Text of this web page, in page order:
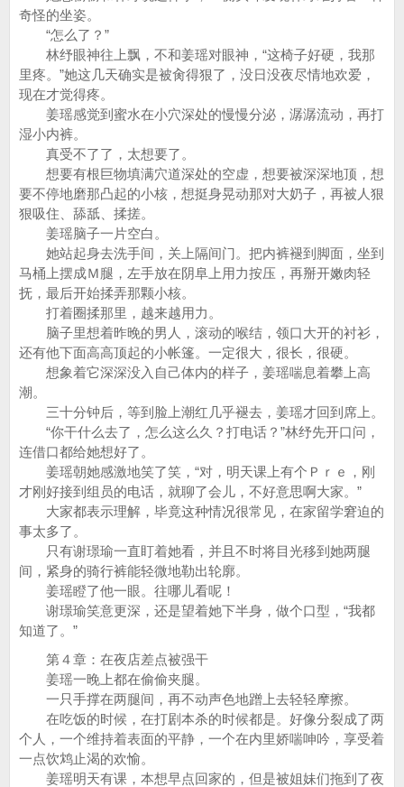
奇怪的坐姿。
“怎么了？”
林纾眼神往上飘，不和姜瑶对眼神，“这椅子好硬，我那
里疼。”她这几天确实是被肏得狠了，没日没夜尽情地欢爱，
现在才觉得疼。
姜瑶感觉到蜜水在小穴深处的慢慢分泌，潺潺流动，再打
湿小内裤。
真受不了了，太想要了。
想要有根巨物填满穴道深处的空虚，想要被深深地顶，想
要不停地磨那凸起的小核，想挺身晃动那对大奶子，再被人狠
狠吸住、舔舐、揉搓。
姜瑶脑子一片空白。
她站起身去洗手间，关上隔间门。把内裤褪到脚面，坐到
马桶上摆成Ｍ腿，左手放在阴阜上用力按压，再掰开嫩肉轻
抚，最后开始揉弄那颗小核。
打着圈揉那里，越来越用力。
脑子里想着昨晚的男人，滚动的喉结，领口大开的衬衫，
还有他下面高高顶起的小帐篷。一定很大，很长，很硬。
想象着它深深没入自己体内的样子，姜瑶喘息着攀上高
潮。
三十分钟后，等到脸上潮红几乎褪去，姜瑶才回到席上。
“你干什么去了，怎么这么久？打电话？”林纾先开口问，
连借口都给她想好了。
姜瑶朝她感激地笑了笑，“对，明天课上有个Ｐｒｅ，刚
才刚好接到组员的电话，就聊了会儿，不好意思啊大家。”
大家都表示理解，毕竟这种情况很常见，在家留学窘迫的
事太多了。
只有谢璟瑜一直盯着她看，并且不时将目光移到她两腿
间，紧身的骑行裤能轻微地勒出轮廓。
姜瑶瞪了他一眼。往哪儿看呢！
谢璟瑜笑意更深，还是望着她下半身，做个口型，“我都
知道了。”
第４章：在夜店差点被强干
姜瑶一晚上都在偷偷夹腿。
一只手撑在两腿间，再不动声色地蹭上去轻轻摩擦。
在吃饭的时候，在打剧本杀的时候都是。好像分裂成了两
个人，一个维持着表面的平静，一个在内里娇喘呻吟，享受着
一点饮鸩止渴的欢愉。
姜瑶明天有课，本想早点回家的，但是被姐妹们拖到了夜